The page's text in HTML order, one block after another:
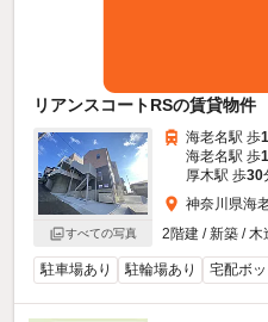
リアンスコートRSの賃貸物件
すべての写真
海老名駅 歩
海老名駅 歩
厚木駅 歩30
神奈川県海
2階建 / 新築 / 木
駐車場あり 駐輪場あり 宅配ボ